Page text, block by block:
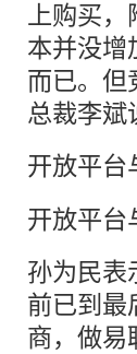
上购买，
本并没增
而已。但
总裁李斌
开放平台
开放平台
孙为民表
前已到最
商，做易